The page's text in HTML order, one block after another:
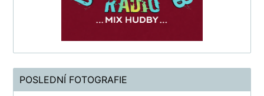
POSLEDNÍ FOTOGRAFIE